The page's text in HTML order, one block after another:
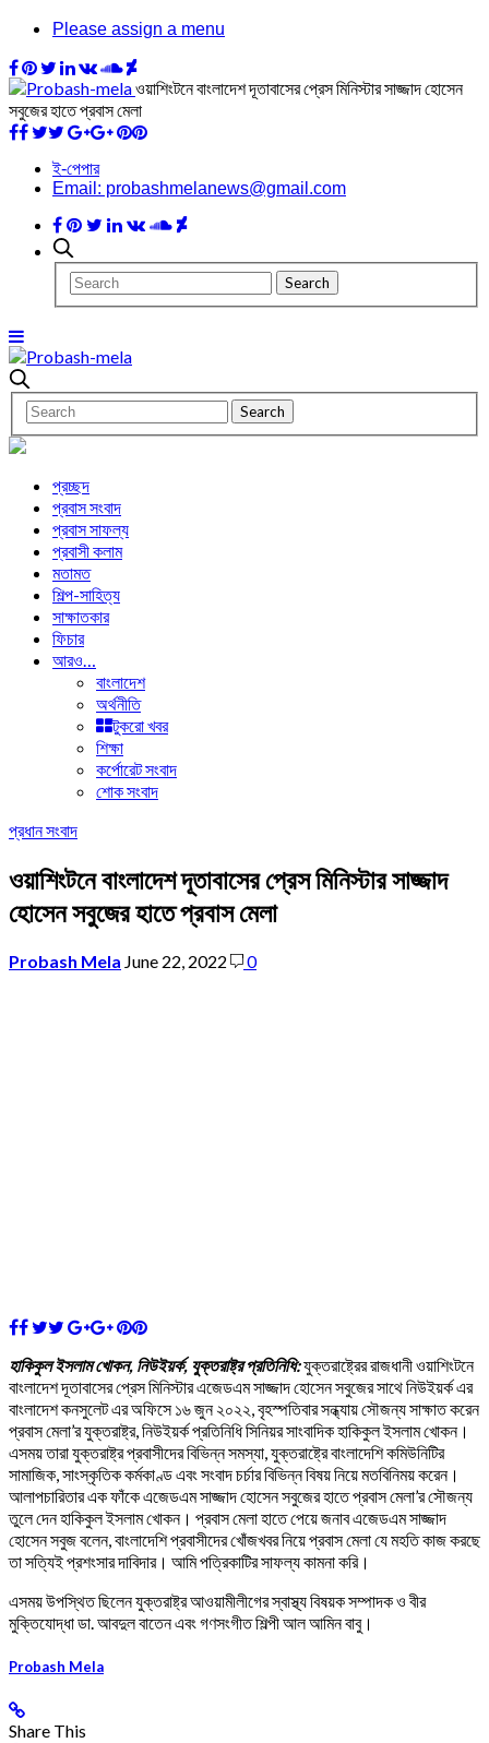
Please assign a menu
ওয়াশিংটনে বাংলাদেশ দূতাবাসের প্রেস মিনিস্টার সাজ্জাদ হোসেন
সবুজের হাতে প্রবাস মেলা
ই-পেপার
Email: probashmelanews@gmail.com
প্রচ্ছদ
প্রবাস সংবাদ
প্রবাস সাফল্য
প্রবাসী কলাম
মতামত
শিল্প-সাহিত্য
সাক্ষাতকার
ফিচার
আরও…
বাংলাদেশ
অর্থনীতি
টুকরো খবর
শিক্ষা
কর্পোরেট সংবাদ
শোক সংবাদ
প্রধান সংবাদ
ওয়াশিংটনে বাংলাদেশ দূতাবাসের প্রেস মিনিস্টার সাজ্জাদ
হোসেন সবুজের হাতে প্রবাস মেলা
Probash Mela June 22, 2022 0
হাকিকুল ইসলাম খোকন, নিউইয়র্ক, যুক্তরাষ্ট্র প্রতিনিধি:যুক্তরাষ্ট্রের রাজধানী ওয়াশিংটনে
বাংলাদেশ দূতাবাসের প্রেস মিনিস্টার এজেডএম সাজ্জাদ হোসেন সবুজের সাথে নিউইয়র্ক এর
বাংলাদেশ কনসুলেট এর অফিসে ১৬ জুন ২০২২, বৃহস্পতিবার সন্ধ্যায় সৌজন্য সাক্ষাত করেন
প্রবাস মেলা’র যুক্তরাষ্ট্র, নিউইয়র্ক প্রতিনিধি সিনিয়র সাংবাদিক হাকিকুল ইসলাম খোকন।
এসময় তারা যুক্তরাষ্ট্র প্রবাসীদের বিভিন্ন সমস্যা, যুক্তরাষ্ট্রে বাংলাদেশি কমিউনিটির
সামাজিক, সাংস্কৃতিক কর্মকাণ্ড এবং সংবাদ চর্চার বিভিন্ন বিষয় নিয়ে মতবিনিময় করেন।
আলাপচারিতার এক ফাঁকে এজেডএম সাজ্জাদ হোসেন সবুজের হাতে প্রবাস মেলা’র সৌজন্য
তুলে দেন হাকিকুল ইসলাম খোকন। প্রবাস মেলা হাতে পেয়ে জনাব এজেডএম সাজ্জাদ
হোসেন সবুজ বলেন, বাংলাদেশি প্রবাসীদের খোঁজখবর নিয়ে প্রবাস মেলা যে মহতি কাজ করছে
তা সত্যিই প্রশংসার দাবিদার। আমি পত্রিকাটির সাফল্য কামনা করি।
এসময় উপস্থিত ছিলেন যুক্তরাষ্ট্র আওয়ামীলীগের স্বাস্থ্য বিষয়ক সম্পাদক ও বীর
মুক্তিযোদ্ধা ডা. আবদুল বাতেন এবং গণসংগীত শিল্পী আল আমিন বাবু।
Probash Mela
Share This